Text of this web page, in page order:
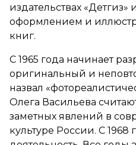
издательствах
оформлением и
книг.
С 1965 года начинает
оригинальный и
назвал
Олега Васильева
заметных явлений в
культуре России. С 1968